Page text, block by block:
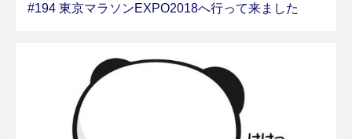
#194 東京マラソンEXPO2018へ行って来ました